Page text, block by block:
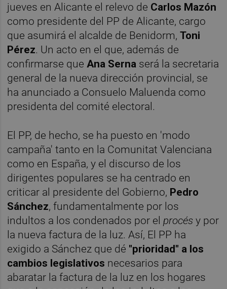
jueves en Alicante el relevo de Carlos Mazón
como presidente del PP de Alicante, cargo
que asumirá el alcalde de Benidorm,Toni
Pérez. Un acto en el que, además de
confirmarse que Ana Serna será la secretaria
general de la nueva dirección provincial, se
ha anunciado a Consuelo Maluenda como
presidenta del comité electoral.
El PP, de hecho, se ha puesto en 'modo
campaña' tanto en la Comunitat Valenciana
como en España, y el discurso de los
dirigentes populares se ha centrado en
criticar al presidente del Gobierno, Pedro
Sánchez, fundamentalmente por los
indultos a los condenados por elprocésy por
la nueva factura de la luz. Así, El PP ha
exigido a Sánchez que dé "prioridad" a los
cambios legislativos necesarios para
abaratar la factura de la luz en los hogares